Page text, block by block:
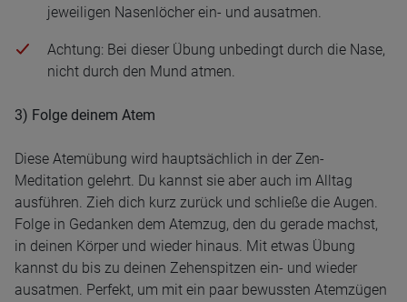
jeweiligen Nasenlöcher ein- und ausatmen.
Achtung: Bei dieser Übung unbedingt durch die Nase,
nicht durch den Mund atmen.
3) Folge deinem Atem
Diese Atemübung wird hauptsächlich in der Zen-
Meditation gelehrt. Du kannst sie aber auch im Alltag
ausführen. Zieh dich kurz zurück und schließe die Augen.
Folge in Gedanken dem Atemzug, den du gerade machst,
in deinen Körper und wieder hinaus. Mit etwas Übung
kannst du bis zu deinen Zehenspitzen ein- und wieder
ausatmen. Perfekt, um mit ein paar bewussten Atemzügen